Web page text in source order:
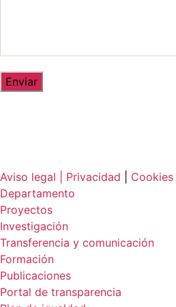
Aviso legal | Privacidad
Cookies
Departamento
Proyectos
Investigación
Transferencia y comunicación
Formación
Publicaciones
Portal de transparencia